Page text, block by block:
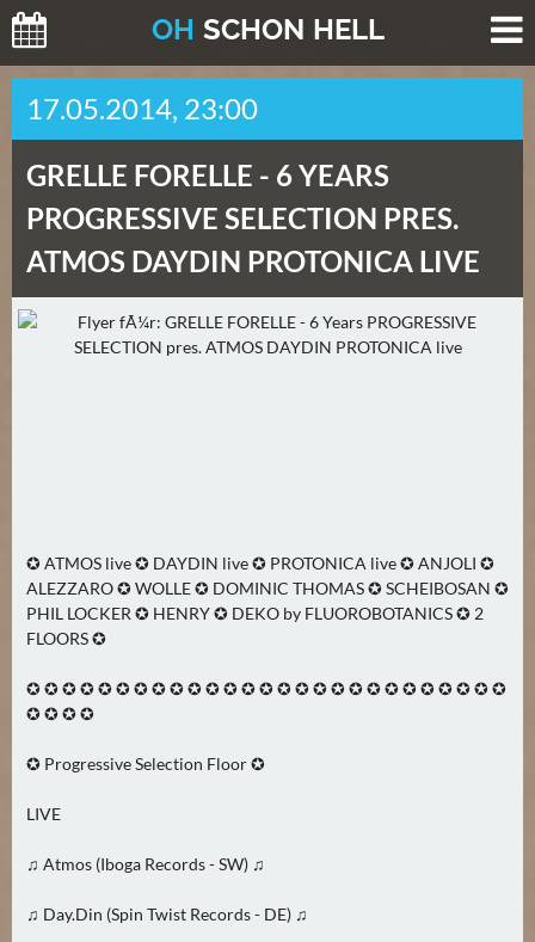
OH SCHON HELL
H
E
T
E
(
0
)
2
)
U
B
E
R
O
G
N
17.05.2014, 23:00
GRELLE FORELLE - 6 YEARS
PROGRESSIVE SELECTION PRES.
ATMOS DAYDIN PROTONICA LIVE
✪ ATMOS live ✪ DAYDIN live ✪ PROTONICA live ✪ ANJOLI ✪
ALEZZARO ✪ WOLLE ✪ DOMINIC THOMAS ✪ SCHEIBOSAN ✪
PHIL LOCKER ✪ HENRY ✪ DEKO by FLUOROBOTANICS ✪ 2
FLOORS ✪
✪ ✪ ✪ ✪ ✪ ✪ ✪ ✪ ✪ ✪ ✪ ✪ ✪ ✪ ✪ ✪ ✪ ✪ ✪ ✪ ✪ ✪ ✪ ✪ ✪ ✪ ✪
✪ ✪ ✪ ✪
✪ Progressive Selection Floor ✪
LIVE
♫ Atmos (Iboga Records - SW) ♫
♫ Day.Din (Spin Twist Records - DE) ♫